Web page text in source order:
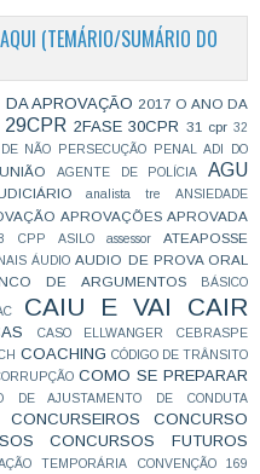
(TEMÁRIO/SUMÁRIO DO
APROVAÇÃO 2017 O ANO DA
29CPR 2FASE 30CPR 31 cpr 32
NÃO PERSECUÇÃO PENAL
ADI DO
AGENTE DE POLÍCIA AGU
analista tre ANSIEDADE
APROVAÇÕES APROVADA
CPP ASILO assessor ATEAPOSSE
ÁUDIO AUDIO DE PROVA ORAL
DE ARGUMENTOS BÁSICO
CAIU E VAI CAIR
CASO ELLWANGER CEBRASPE
COACHING CÓDIGO DE TRÂNSITO
COMO SE PREPARAR
DE AJUSTAMENTO DE CONDUTA
CONCURSEIROS
CONCURSO
CONCURSOS FUTUROS
TEMPORÁRIA
CONVENÇÃO 169